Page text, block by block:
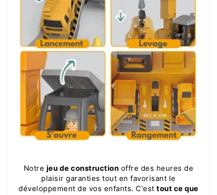
Notre jeu de construction offre des heures de
plaisir garanties tout en favorisant le
développement de vos enfants. C'esttout ce que